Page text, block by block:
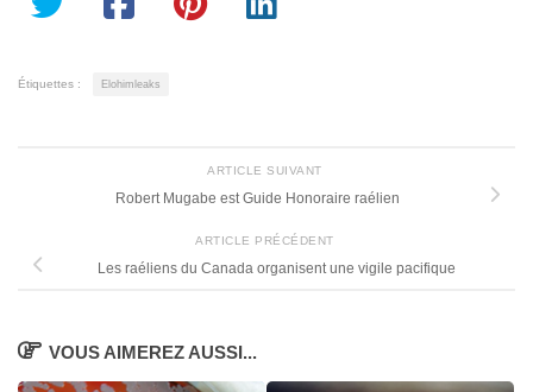
Étiquettes : Elohimleaks
ARTICLE SUIVANT
Robert Mugabe est Guide Honoraire raélien
ARTICLE PRÉCÉDENT
Les raéliens du Canada organisent une vigile pacifique
VOUS AIMEREZ AUSSI...